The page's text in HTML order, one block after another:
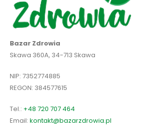
Bazar Zdrowia
Skawa 360A, 34-713 Skawa
NIP: 7352774885
REGON: 384577615
Tel.: +48 720 707 464
Email: kontakt@bazarzdrowia.pl